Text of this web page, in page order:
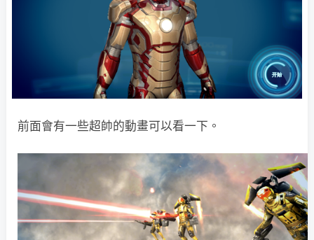
前面會有一些超帥的動畫可以看一下。